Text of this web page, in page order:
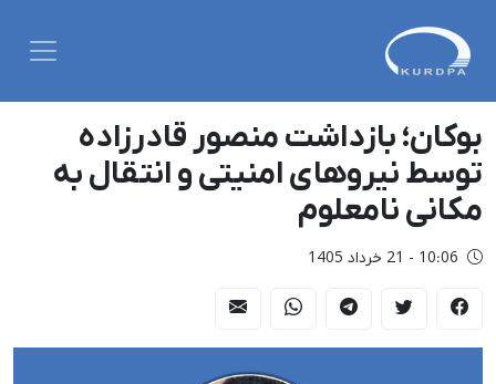
بوکان؛ بازداشت منصور قادرزاده
توسط نیروهای امنیتی و انتقال به
مکانی نامعلوم
10:06 - 21 خرداد 1405